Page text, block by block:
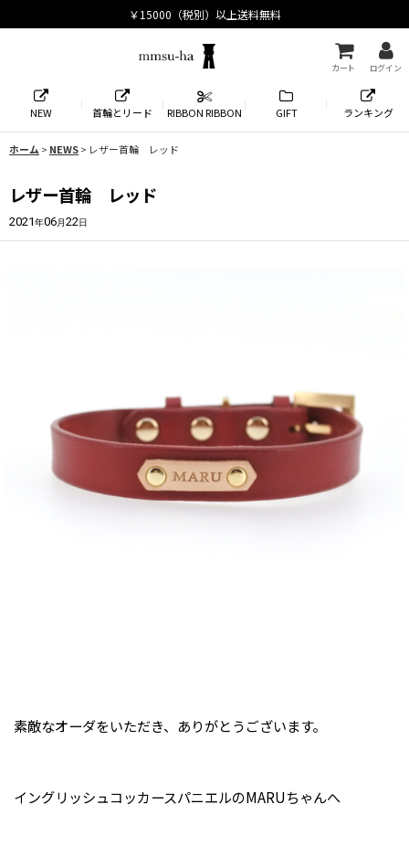
カート ログイン
NEW 首輪とリード RIBBON RIBBON GIFT ランキング
ホーム> NEWS> レザー首輪 レッド
レザー首輪 レッド
2021年06月22日
素敵なオーダをいただき、ありがとうございます。
イングリッシュコッカースパニエルのMARUちゃんへ